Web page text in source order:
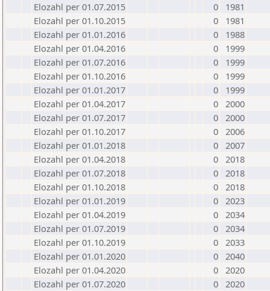
Elozahl per 01.07.2015
0
1981
Elozahl per 01.10.2015
0
1981
Elozahl per 01.01.2016
0
1988
Elozahl per 01.04.2016
0
1999
Elozahl per 01.07.2016
0
1999
Elozahl per 01.10.2016
0
1999
Elozahl per 01.01.2017
0
1999
Elozahl per 01.04.2017
0 2000
Elozahl per 01.07.2017
0 2000
Elozahl per 01.10.2017
0 2006
Elozahl per 01.01.2018
0 2007
Elozahl per 01.04.2018
0 2018
Elozahl per 01.07.2018
0 2018
Elozahl per 01.10.2018
0 2018
Elozahl per 01.01.2019
0 2023
Elozahl per 01.04.2019
0 2034
Elozahl per 01.07.2019
0 2034
Elozahl per 01.10.2019
0 2033
Elozahl per 01.01.2020
0 2040
Elozahl per 01.04.2020
0 2020
Elozahl per 01.07.2020
0 2020